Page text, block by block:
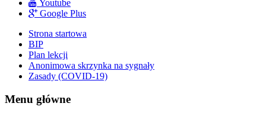
Youtube
Google Plus
Strona startowa
BIP
Plan lekcji
Anonimowa skrzynka na sygnały
Zasady (COVID-19)
Menu główne